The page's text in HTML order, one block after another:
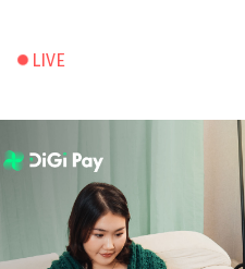
LIVE